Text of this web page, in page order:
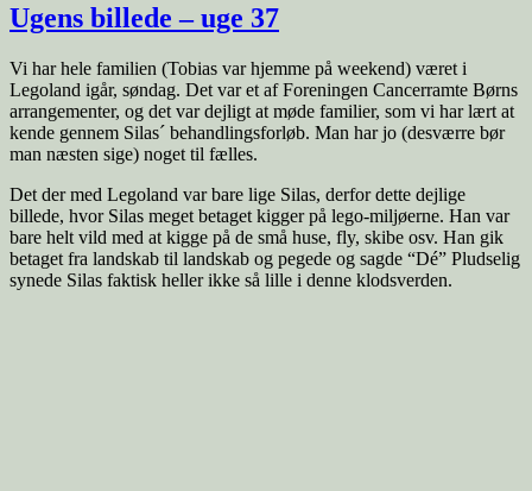
Ugens billede – uge 37
Vi har hele familien (Tobias var hjemme på weekend) været i
Legoland igår, søndag. Det var et af Foreningen Cancerramte Børns
arrangementer, og det var dejligt at møde familier, som vi har lært at
kende gennem Silas´ behandlingsforløb. Man har jo (desværre bør
man næsten sige) noget til fælles.
Det der med Legoland var bare lige Silas, derfor dette dejlige
billede, hvor Silas meget betaget kigger på lego-miljøerne. Han var
bare helt vild med at kigge på de små huse, fly, skibe osv. Han gik
betaget fra landskab til landskab og pegede og sagde “Dé” Pludselig
synede Silas faktisk heller ikke så lille i denne klodsverden.